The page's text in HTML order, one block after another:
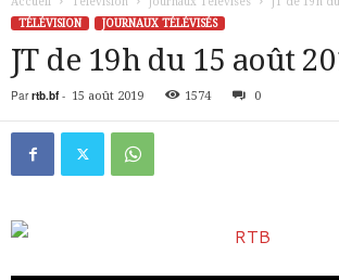
TÉLÉVISION
JOURNAUX TÉLÉVISÉS
JT de 19h du 15 août
Par rtb.bf- 15 août 2019 1574 0